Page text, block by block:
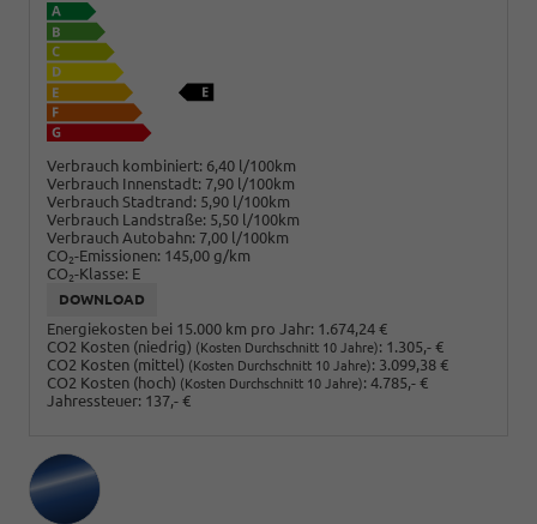
Verbrauch kombiniert: 6,40 l/100km
Verbrauch Innenstadt: 7,90 l/100km
Verbrauch Stadtrand: 5,90 l/100km
Verbrauch Landstraße: 5,50 l/100km
Verbrauch Autobahn: 7,00 l/100km
CO2-Emissionen: 145,00 g/km
CO2-Klasse: E
DOWNLOAD
Energiekosten bei 15.000 km pro Jahr: 1.674,24 €
CO2 Kosten (niedrig) (Kosten Durchschnitt 10 Jahre): 1.305,- €
CO2 Kosten (mittel) (Kosten Durchschnitt 10 Jahre): 3.099,38 €
CO2 Kosten (hoch) (Kosten Durchschnitt 10 Jahre): 4.785,- €
Jahressteuer: 137,- €